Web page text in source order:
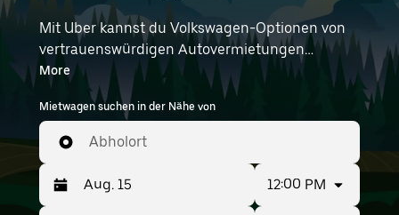
Mit Uber kannst du Volkswagen-Optionen von
vertrauenswürdigen Autovermietungen
durchstöbern. Finde den richtigen Leihwagen
von Volkswagen für Besorgungen, Roadtrips
oder tägliche Fahrten. Egal, ob du Preis, Größe
oder Stil priorisierst: Hier findest du Optionen,
die deinen Wünschen entsprechen. Gib deine
Zeit- und Standortangaben (z. B. Nuremburg
Airport) ein, um Volkswagen-Vermietungen in
More
Mietwagen suchen in der Nähe von
Abholort
12:00 PM